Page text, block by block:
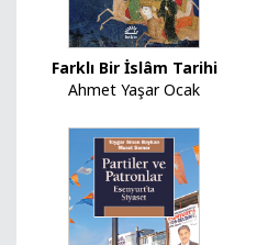
Farklı Bir İslâm Tarihi
Ahmet Yaşar Ocak